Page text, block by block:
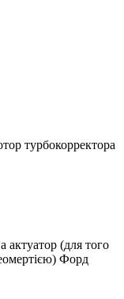
турбокорректора
(для того
Форд